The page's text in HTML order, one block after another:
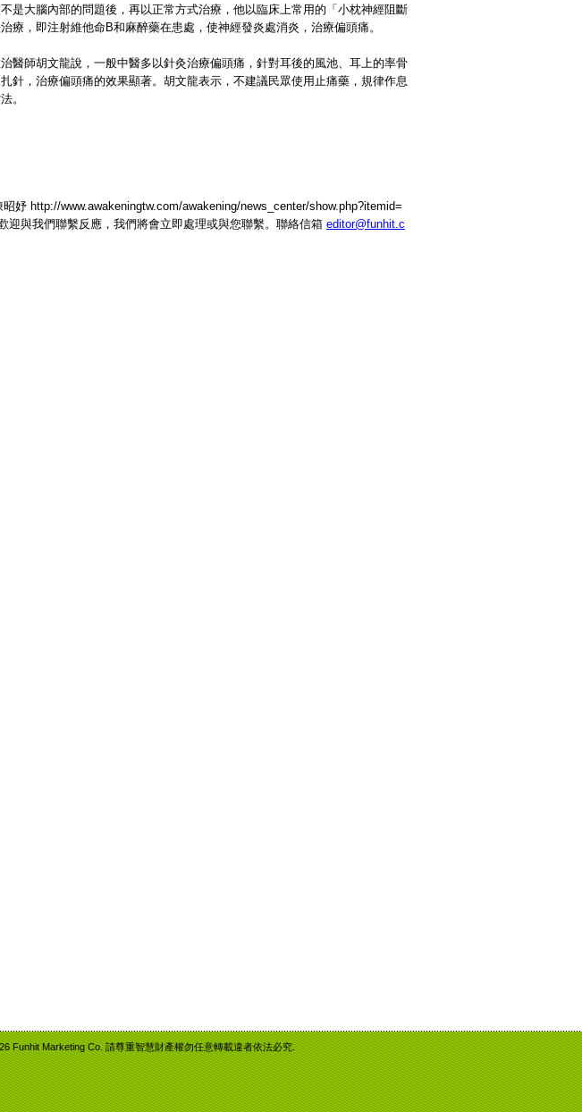
是大腦內部的問題後，再以正常方式治療，他以臨床上常用的「小枕神經阻斷
療，即注射維他命B和麻醉藥在患處，使神經發炎處消炎，治療偏頭痛。
醫師胡文龍說，一般中醫多以針灸治療偏頭痛，針對耳後的風池、耳上的率骨
針，治療偏頭痛的效果顯著。胡文龍表示，不建議民眾使用止痛藥，規律作息
。
妤 http://www.awakeningtw.com/awakening/news_center/show.php?itemid=
迎與我們聯繫反應，我們將會立即處理或與您聯繫。聯絡信箱 editor@funhit.c
Funhit Marketing Co. 請尊重智慧財產權勿任意轉載違者依法必究.